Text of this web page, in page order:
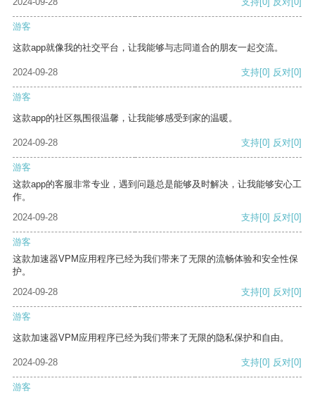
游客
这款app就像我的社交平台，让我能够与志同道合的朋友一起交流。
2024-09-28 支持[0] 反对[0]
游客
这款app的社区氛围很温馨，让我能够感受到家的温暖。
2024-09-28 支持[0] 反对[0]
游客
这款app的客服非常专业，遇到问题总是能够及时解决，让我能够安心工
作。
2024-09-28
支持[0] 反对[0]
游客
这款加速器VPM应用程序已经为我们带来了无限的流畅体验和安全性保
护。
2024-09-28
支持[0] 反对[0]
游客
这款加速器VPM应用程序已经为我们带来了无限的隐私保护和自由。
2024-09-28 支持[0] 反对[0]
游客